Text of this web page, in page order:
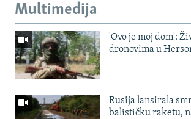
Multimedija
'Ovo je moj dom':
dronovima u
Rusija lansirala
balističku raketu,